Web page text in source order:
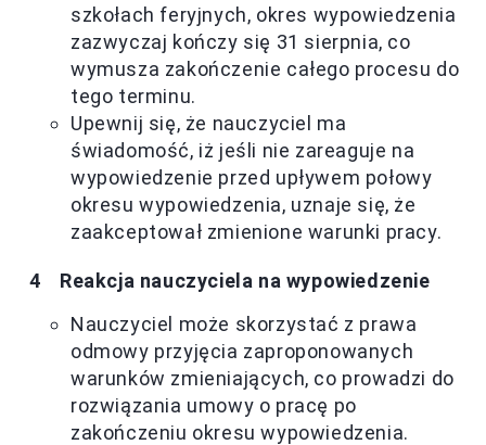
szkołach feryjnych, okres wypowiedzenia
zazwyczaj kończy się 31 sierpnia, co
wymusza zakończenie całego procesu do
tego terminu.
Upewnij się, że nauczyciel ma
świadomość, iż jeśli nie zareaguje na
wypowiedzenie przed upływem połowy
okresu wypowiedzenia, uznaje się, że
zaakceptował zmienione warunki pracy.
Reakcja nauczyciela na wypowiedzenie
Nauczyciel może skorzystać z prawa
odmowy przyjęcia zaproponowanych
warunków zmieniających, co prowadzi do
rozwiązania umowy o pracę po
zakończeniu okresu wypowiedzenia.